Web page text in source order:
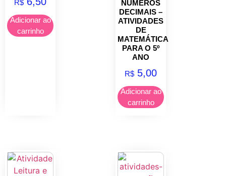
R$
Adicionar ao
carrinho
NÚMEROS
DECIMAIS –
ATIVIDADES
DE
MATEMÁTICA
PARA O 5º
ANO
R$ 5,00
Adicionar ao
carrinho